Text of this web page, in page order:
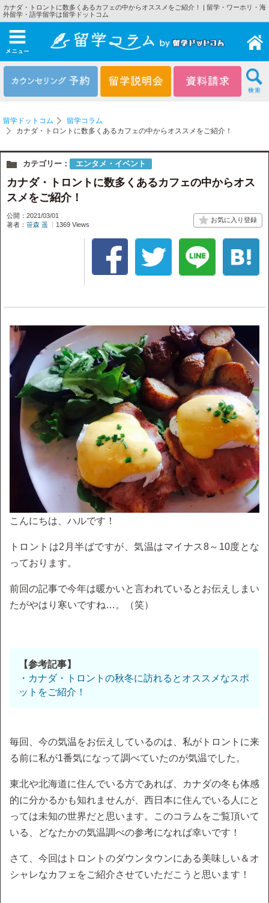
カナダ・トロントに数多くあるカフェの中からオススメをご紹介！ | 留学・ワーホリ・海
外留学・語学留学は留学ドットコム
メニュー
留学ドットコム
留学コラム
カナダ・トロントに数多くあるカフェの中からオススメをご紹介！
カテゴリー： エンタメ・イベント
カナダ・トロントに数多くあるカフェの中からオス
スメをご紹介！
公開：2021/03/01
著者： 笹森 遥 1369 Views
こんにちは、ハルです！
トロントは2月半ばですが、気温はマイナス8～10度とな
っております。
前回の記事で今年は暖かいと言われているとお伝えしまい
たがやはり寒いですね…。（笑）
【参考記事】
・カナダ・トロントの秋冬に訪れるとオススメなスポ
ットをご紹介！
毎回、今の気温をお伝えしているのは、私がトロントに来
る前に私が1番気になって調べていたのが気温でした。
東北や北海道に住んでいる方であれば、カナダの冬も体感
的に分かるかも知れませんが、西日本に住んでいる人にと
っては未知の世界だと思います。このコラムをご覧頂いて
いる、どなたかの気温調べの参考になれば幸いです！
さて、今回はトロントのダウンタウンにある美味しい＆オ
シャレなカフェをご紹介させていただこうと思います！